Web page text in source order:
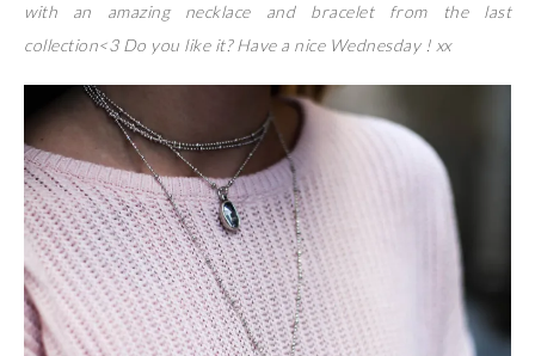
with an amazing necklace and bracelet from the last
collection<3 Do you like it? Have a nice Wednesday ! xx